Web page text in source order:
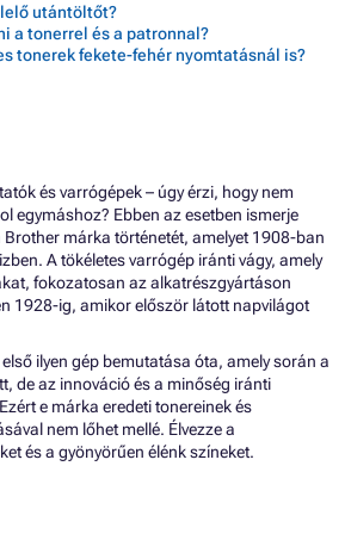
SERIES
utántöltőt?
a tonerrel és a patronnal?
tonerek fekete-fehér nyomtatásnál is?
és varrógépek – úgy érzi, hogy nem
egymáshoz? Ebben az esetben ismerje
Brother márka történetét, amelyet 1908-ban
A tökéletes varrógép iránti vágy, amely
fokozatosan az alkatrészgyártáson
1928-ig, amikor először látott napvilágot
ilyen gép bemutatása óta, amely során a
de az innováció és a minőség iránti
e márka eredeti tonereinek és
nem lőhet mellé. Élvezze a
és a gyönyörűen élénk színeket.